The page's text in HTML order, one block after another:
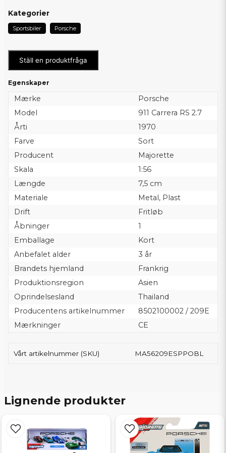
Kategorier
Sportsbiler Porsche
Ställ en produktfråga
Egenskaper
Mærke
Porsche
Model
911 Carrera RS 2.7
Årti
1970
Farve
Sort
Producent
Majorette
Skala
1:56
Længde
7,5 cm
Materiale
Metal, Plast
Drift
Fritløb
Åbninger
1
Emballage
Kort
Anbefalet alder
3 år
Brandets hjemland
Frankrig
Produktionsregion
Asien
Oprindelsesland
Thailand
Producentens artikelnummer
8502100002 / 209E
Mærkninger
CE
Vårt artikelnummer (SKU) MA56209ESPPOBL
Lignende produkter